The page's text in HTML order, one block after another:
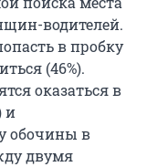
водителей.
в пробку
(46%).
оказаться в
и
обочины в
двумя